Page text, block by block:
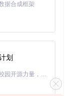
据合成框架
划
「源启盛夏」暑期校园开发者成长计划旨在激活校园开源力量，通过积分激励、认证扶持、资源倾斜等形式，引导高校组织和开发者完成「入驻 — 建项目 — 做贡献 — 获认证 — 得资源」的完整闭环。无论你是想带领社团入驻平台的组织者，还是希望用代码贡献证明自己的开发者，都能在这里找到属于你的成长路径。